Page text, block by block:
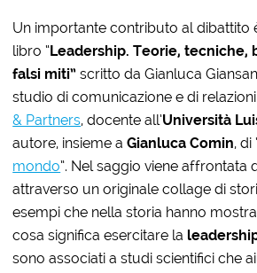
Un importante contributo al dibattito
libro “Leadership. Teorie, tecniche,
falsi miti” scritto da Gianluca
studio di comunicazione e di
& Partners, docente all’Università
autore, insieme aGianluca Comin, di
mondo”. Nel saggio viene affrontata
attraverso un originale collage di
esempi che nella storia hanno
cosa significa esercitare la
sono associati a studi scientifici che